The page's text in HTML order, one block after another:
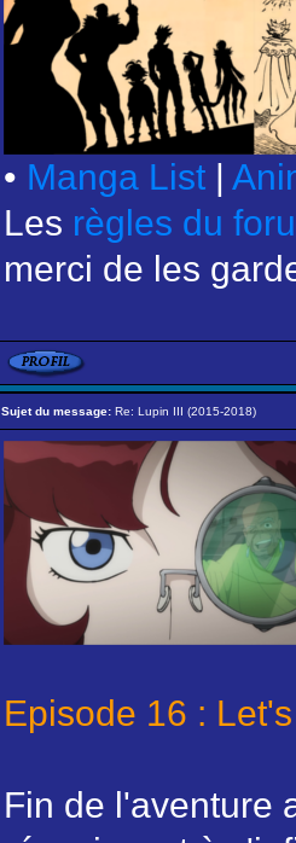
• Manga List |
Les règles du
merci de les
Sujet du message: Re: Lupin III (2015-2018)
Episode 16 :
Fin de l'aventure